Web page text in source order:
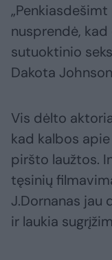
nusprendė,
sutuoktinio
Dakota
Vis dėlto
kad kalbos
piršto laužtos.
tęsinių
J.Dornanas jau
ir laukia